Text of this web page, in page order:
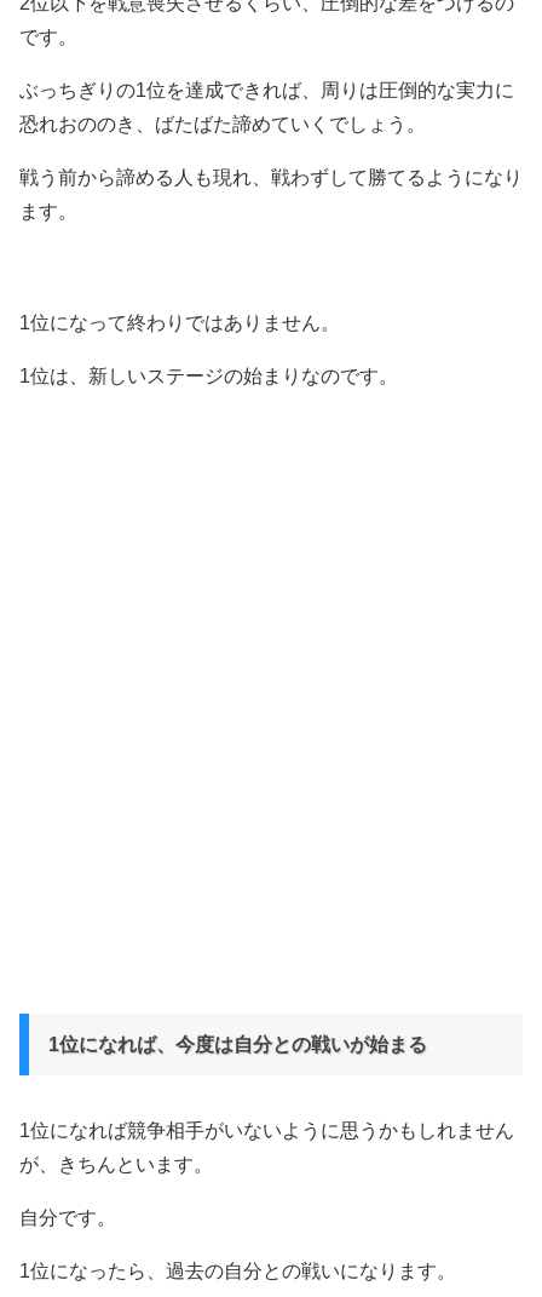
です。
ぶっちぎりの1位を達成できれば、周りは圧倒的な実力に
恐れおののき、ばたばた諦めていくでしょう。
戦う前から諦める人も現れ、戦わずして勝てるようになり
ます。
1位になって終わりではありません。
1位は、新しいステージの始まりなのです。
1位になれば、今度は自分との戦いが始まる
1位になれば競争相手がいないように思うかもしれません
が、きちんといます。
自分です。
1位になったら、過去の自分との戦いになります。